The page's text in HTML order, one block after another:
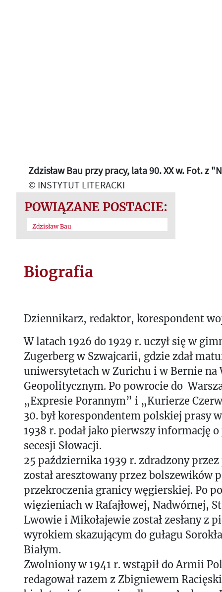
Zdzisław Bau przy pracy, lata 90. XX w. Fot. z
© INSTYTUT LITERACKI
POWIĄZANE POSTACIE:
Zdzisław Bau
Biografia
Dziennikarz, redaktor, korespondent
W latach 1926 do 1929 r. uczył się w
Zugerberg w Szwajcarii, gdzie zdał
uniwersytetach w Zurichu i w Bernie na
Geopolitycznym. Po powrocie do
„Expresie Porannym” i „Kurierze
30. był korespondentem polskiej prasy
1938 r. podał jako pierwszy informację
secesji Słowacji.
25 października 1939 r. zdradzony
został aresztowany przez bolszewików
przekroczenia granicy węgierskiej. Po
więzieniach w Rafajłowej, Nadwórnej,
Lwowie i Mikołajewie został zesłany z
wyrokiem skazującym do gułagu
Białym.
Zwolniony w 1941 r. wstąpił do Armii
redagował razem z Zbigniewem